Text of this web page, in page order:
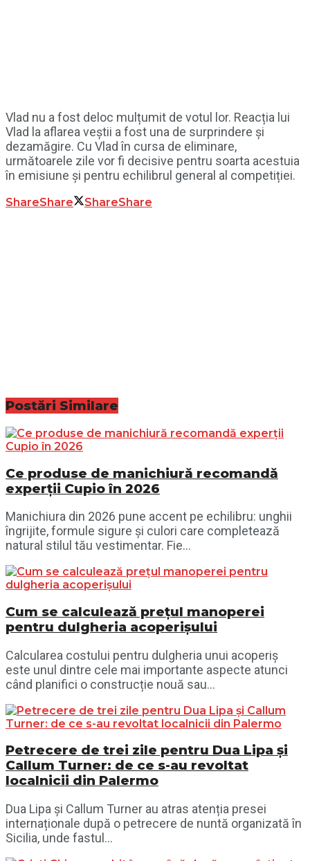
Vlad nu a fost deloc mulțumit de votul lor. Reacția lui
Vlad la aflarea veștii a fost una de surprindere și
dezamăgire. Cu Vlad în cursa de eliminare,
următoarele zile vor fi decisive pentru soarta acestuia
în emisiune și pentru echilibrul general al competiției.
ShareShare ShareShare
Postări Similare
Ce produse de manichiură recomandă
experții Cupio în 2026
Manichiura din 2026 pune accent pe echilibru: unghii
îngrijite, formule sigure și culori care completează
natural stilul tău vestimentar. Fie...
Cum se calculează prețul manoperei
pentru dulgheria acoperișului
Calcularea costului pentru dulgheria unui acoperiș
este unul dintre cele mai importante aspecte atunci
când planifici o construcție nouă sau...
Petrecere de trei zile pentru Dua Lipa și
Callum Turner: de ce s-au revoltat
localnicii din Palermo
Dua Lipa și Callum Turner au atras atenția presei
internaționale după o petrecere de nuntă organizată în
Sicilia, unde fastul...